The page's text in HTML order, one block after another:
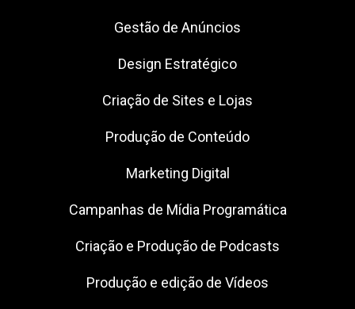
Gestão de Anúncios
Design Estratégico
Criação de Sites e Lojas
Produção de Conteúdo
Marketing Digital
Campanhas de Mídia Programática
Criação e Produção de Podcasts
Produção e edição de Vídeos